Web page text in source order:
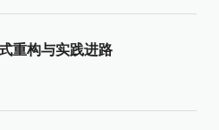
重构与实践进路